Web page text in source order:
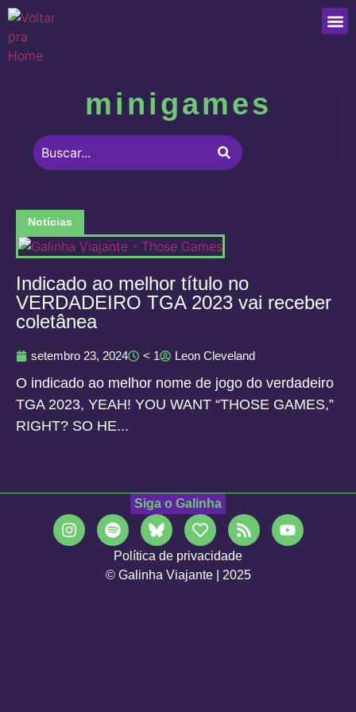
minigames
Notícias
Indicado ao melhor título no
VERDADEIRO TGA 2023 vai receber
coletânea
setembro 23, 2024 < 1 Leon Cleveland
O indicado ao melhor nome de jogo do verdadeiro
TGA 2023, YEAH! YOU WANT “THOSE GAMES,”
RIGHT? SO HE...
Siga o Galinha
Política de privacidade
© Galinha Viajante | 2025